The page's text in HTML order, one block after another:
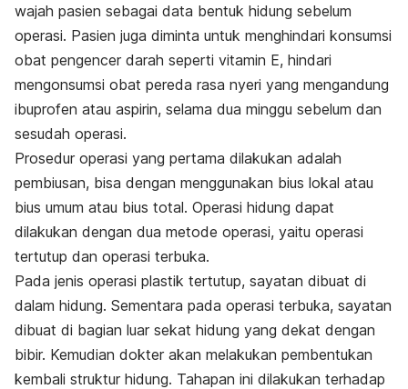
wajah pasien sebagai data bentuk hidung sebelum
operasi. Pasien juga diminta untuk menghindari konsumsi
obat pengencer darah seperti vitamin E, hindari
mengonsumsi obat pereda rasa nyeri yang mengandung
ibuprofen atau aspirin, selama dua minggu sebelum dan
sesudah operasi.
Prosedur operasi yang pertama dilakukan adalah
pembiusan, bisa dengan menggunakan bius lokal atau
bius umum atau bius total. Operasi hidung dapat
dilakukan dengan dua metode operasi, yaitu operasi
tertutup dan operasi terbuka.
Pada jenis operasi plastik tertutup, sayatan dibuat di
dalam hidung. Sementara pada operasi terbuka, sayatan
dibuat di bagian luar sekat hidung yang dekat dengan
bibir. Kemudian dokter akan melakukan pembentukan
kembali struktur hidung. Tahapan ini dilakukan terhadap